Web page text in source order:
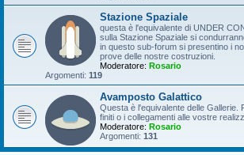
Stazione Spaziale
questa è l'equivalente di UNDER
sulla Stazione Spaziale si
in questo sub-forum si presentino i
prove delle nostre costruzioni.
Moderatore: Rosario
Argomenti: 119
Avamposto Galattico
Questa è l'equivalente delle Gallerie.
finiti o i collegamenti alle vostre
Moderatore: Rosario
Argomenti: 131